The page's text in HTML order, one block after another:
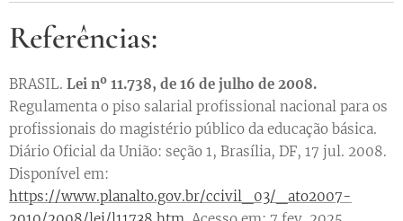
Referências:
BRASIL. Lei nº 11.738, de 16 de julho de 2008.
Regulamenta o piso salarial profissional nacional para os
profissionais do magistério público da educação básica.
Diário Oficial da União: seção 1, Brasília, DF, 17 jul. 2008.
Disponível em:
https://www.planalto.gov.br/ccivil_03/_ato2007-